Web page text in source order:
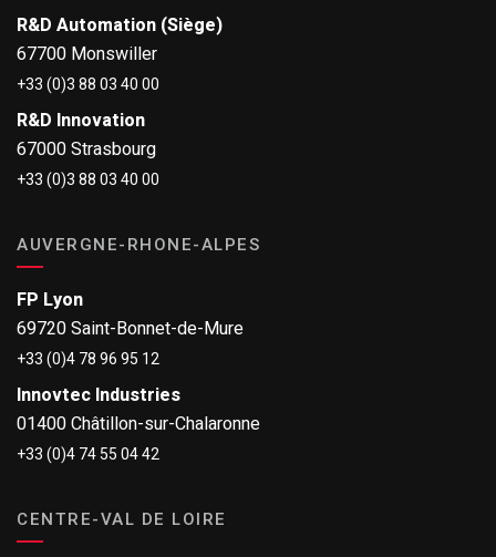
R&D Automation (Siège)
67700 Monswiller
+33 (0)3 88 03 40 00
R&D Innovation
67000 Strasbourg
+33 (0)3 88 03 40 00
AUVERGNE-RHONE-ALPES
FP Lyon
69720 Saint-Bonnet-de-Mure
+33 (0)4 78 96 95 12
Innovtec Industries
01400 Châtillon-sur-Chalaronne
+33 (0)4 74 55 04 42
CENTRE-VAL DE LOIRE